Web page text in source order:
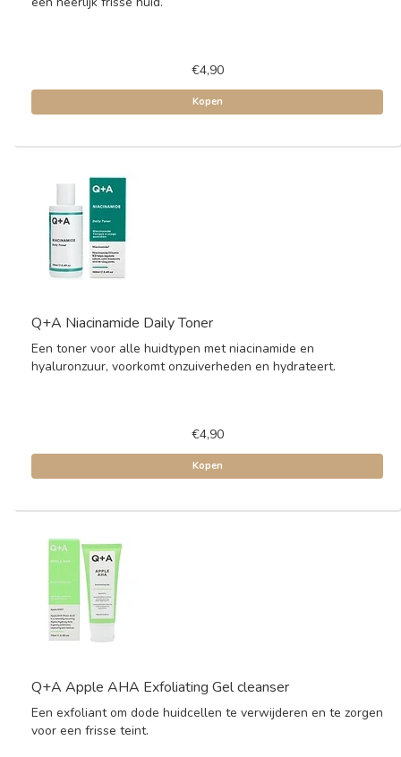
€4,90
Kopen
Q+A Niacinamide Daily Toner
Een toner voor alle huidtypen met niacinamide en
hyaluronzuur, voorkomt onzuiverheden en hydrateert.
€4,90
Kopen
Q+A Apple AHA Exfoliating Gel cleanser
Een exfoliant om dode huidcellen te verwijderen en te zorgen
voor een frisse teint.